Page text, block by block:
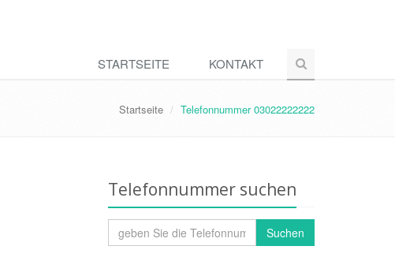
STARTSEITE KONTAKT
Startseite Telefonnummer 03022222222
Telefonnummer suchen
Suchen